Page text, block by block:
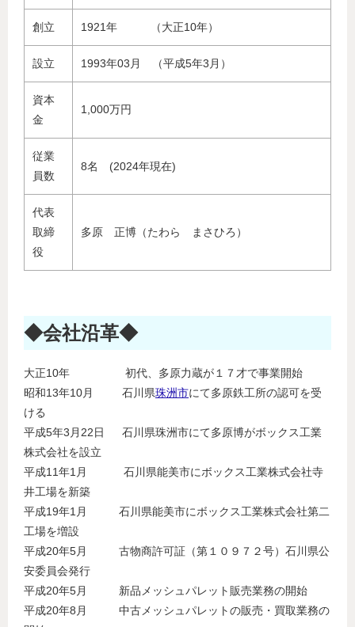
創立 1921年 （大正10年）
設立 1993年03月 （平成5年3月）
資本
金
1,000万円
従業
員数
8名 (2024年現在)
代表
取締
役
多原 正博（たわら まさひろ）
◆会社沿革◆
大正10年 初代、多原力蔵が１７才で事業開始
昭和13年10月 石川県珠洲市にて多原鉄工所の認可を受
ける
平成5年3月22日 石川県珠洲市にて多原博がボックス工業
株式会社を設立
平成11年1月 石川県能美市にボックス工業株式会社寺
井工場を新築
平成19年1月 石川県能美市にボックス工業株式会社第二
工場を増設
平成20年5月 古物商許可証（第１０９７２号）石川県公
安委員会発行
平成20年5月 新品メッシュパレット販売業務の開始
平成20年8月 中古メッシュパレットの販売・買取業務の